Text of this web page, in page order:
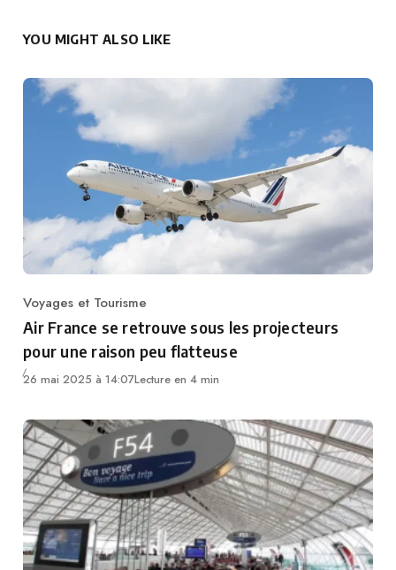
YOU MIGHT ALSO LIKE
Category
Voyages et Tourisme
Air France se retrouve sous les projecteurs
pour une raison peu flatteuse
26 mai 2025 à 14:07Lecture en 4 min